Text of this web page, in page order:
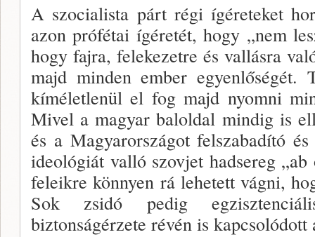
A szocialista párt régi ígéreteket
azon prófétai ígéretét, hogy „nem
hogy fajra, felekezetre és val­lásra
majd minden ember
kíméletlenül el fog majd nyomni
Mivel a magyar baloldal mindig is
és a Ma­gyarországot felszabadító
ideológiát valló szovjet hadsereg
feleikre könnyen rá lehetett vágni,
Sok zsidó pe­dig
biztonságérzete révén is